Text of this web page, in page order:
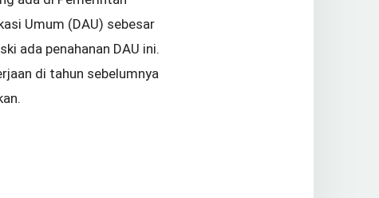
Umum (DAU) sebesar
ada penahanan DAU ini.
di tahun sebelumnya